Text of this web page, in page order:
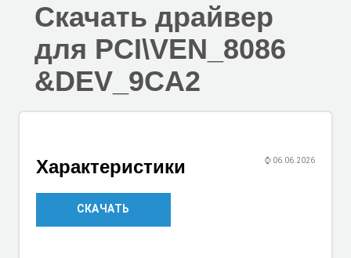
Скачать драйвер
для PCI\VEN_8086
&DEV_9CA2
⌚ 06.06.2026
Характеристики
СКАЧАТЬ